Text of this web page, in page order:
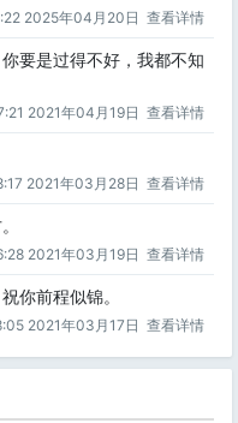
2025年04月20日 查看详情
要是过得不好，我都不知
2021年04月19日 查看详情
2021年03月28日 查看详情
2021年03月19日 查看详情
你前程似锦。
2021年03月17日 查看详情